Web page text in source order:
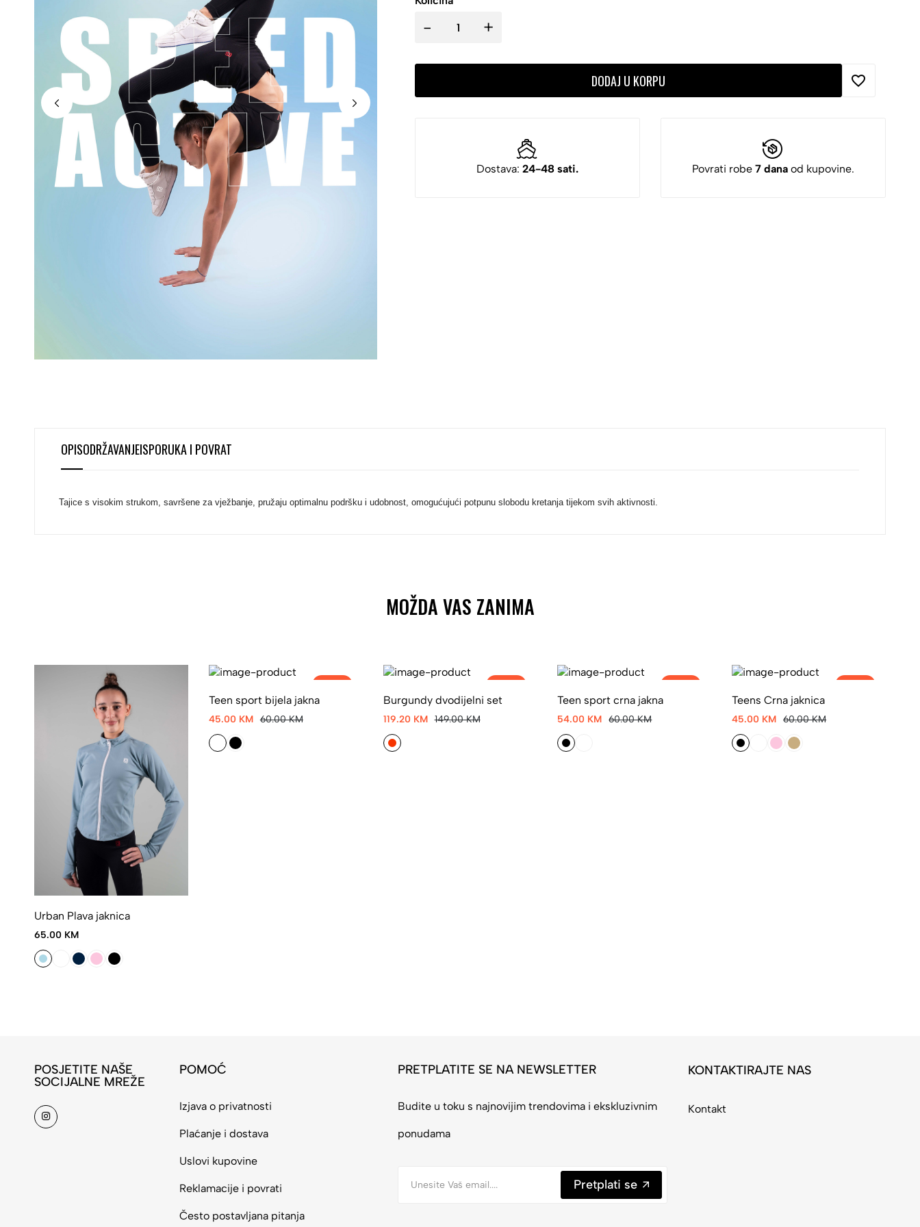
- +
DODAJ U KORPU
Dostava: 24-48 sati. Povrati robe 7 danaod kupovine.
OPISODRŽAVANJEISPORUKA I POVRAT
Tajice s visokim strukom, savršene za vježbanje, pružaju optimalnu podršku i udobnost, omogućujući potpunu slobodu kretanja tijekom svih aktivnosti.
MOŽDA VAS ZANIMA
Urban Plava jaknica
65.00 KM
Teen sport bijela jakna
45.00 KM 60.00 KM
Burgundy dvodijelni set
119.20 KM 149.00 KM
Teen sport crna jakna
54.00 KM 60.00 KM
Teens Crna jaknica
45.00 KM 60.00 KM
POSJETITE NAŠE
SOCIJALNE MREŽE
POMOĆ
Izjava o privatnosti
Plaćanje i dostava
Uslovi kupovine
Reklamacije i povrati
Često postavljana pitanja
PRETPLATITE SE NA NEWSLETTER
Budite u toku s najnovijim trendovima i ekskluzivnim
ponudama
Pretplati se
KONTAKTIRAJTE NAS
Kontakt